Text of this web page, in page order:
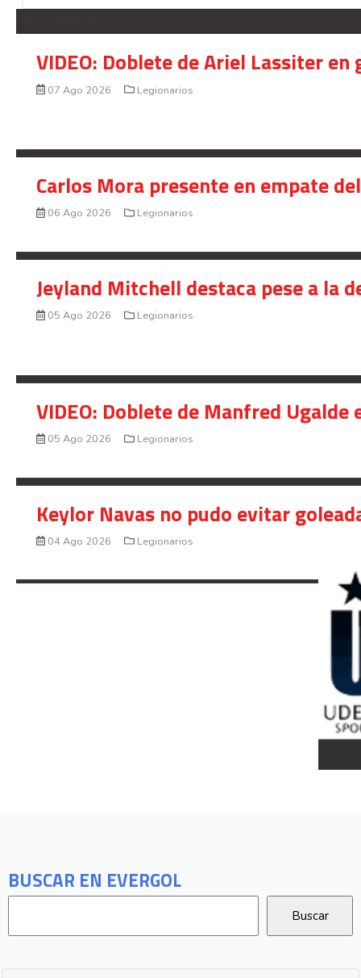
BUSCAR EN EVERGOL
VIDEO: Doblete de Ariel Lassiter
07 Ago 2026 Legionarios
Carlos Mora presente en empate
06 Ago 2026 Legionarios
Jeyland Mitchell destaca pese a la
05 Ago 2026 Legionarios
VIDEO: Doblete de Manfred
05 Ago 2026 Legionarios
Keylor Navas no pudo evitar
04 Ago 2026 Legionarios